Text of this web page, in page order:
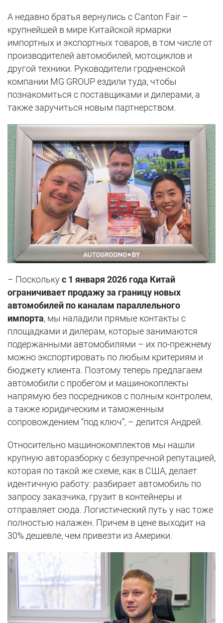
А недавно братья вернулись с Canton Fair –
крупнейшей в мире Китайской ярмарки
импортных и экспортных товаров, в том числе от
производителей автомобилей, мотоциклов и
другой техники. Руководители гродненской
компании MG GROUP ездили туда, чтобы
познакомиться с поставщиками и дилерами, а
также заручиться новым партнерством.
– Посколькус 1 января 2026 года Китай
ограничивает продажу за границу новых
автомобилей по каналам параллельного
импорта, мы наладили прямые контакты с
площадками и дилерам, которые занимаются
подержанными автомобилями – их по-прежнему
можно экспортировать по любым критериям и
бюджету клиента. Поэтому теперь предлагаем
автомобили с пробегом и машинокоплекты
напрямую без посредников с полным контролем,
а также юридическим и таможенным
сопровождением “под ключ”, – делится Андрей.
Относительно машинокомплектов мы нашли
крупную авторазборку с безупречной репутацией,
которая по такой же схеме, как в США, делает
идентичную работу: разбирает автомобиль по
запросу заказчика, грузит в контейнеры и
отправляет сюда. Логистический путь у нас тоже
полностью налажен. Причем в цене выходит на
30% дешевле, чем привезти из Америки.